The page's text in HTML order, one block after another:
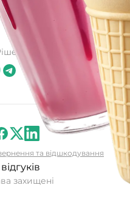
Про нас
Сертифікат
для бізнесу
захищені
та відшкодування